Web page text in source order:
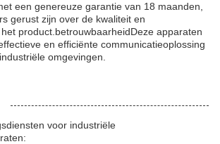
een genereuze garantie van 18 maanden,
gerust zijn over de kwaliteit en
product.betrouwbaarheidDeze apparaten
en efficiënte communicatieoplossing
omgevingen.
voor industriële